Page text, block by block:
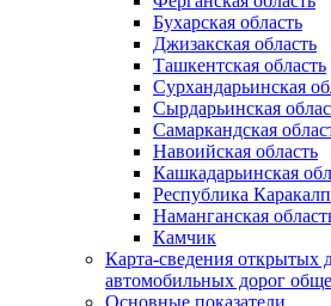
Бухарская область
Джизакская область
Ташкентская область
Сурхандарьинская
Сырдарьинская
Самаркандская
Навоийская область
Кашкадарьинская
Республика
Наманганская
Камчик
Карта-сведения открытых
автомобильных дорог
Основные показатели